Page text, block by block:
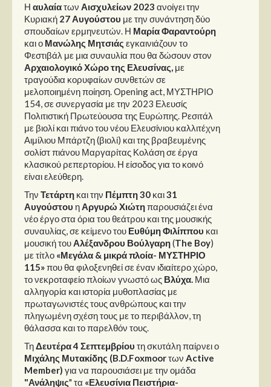
Η αυλαίατων Αισχυλείων 2023 ανοίγει την
Κυριακή 27 Αυγούστου με την συνάντηση δύο
σπουδαίων ερμηνευτών. Η Μαρία Φαραντούρη
και ο Μανώλης Μητσιάς εγκαινιάζουν το
Φεστιβάλ με μια συναυλία που θα δώσουν στον
Αρχαιολογικό Χώρο της Ελευσίνας, με
τραγούδια κορυφαίων συνθετών σε
μελοποιημένη ποίηση. Opening act, ΜΥΣΤΗΡΙΟ
154, σε συνεργασία με την 2023 Ελευσίς
Πολιτιστική Πρωτεύουσα της Ευρώπης. Ρεσιτάλ
με βιολί και πιάνο του νέου Ελευσίνιου καλλιτέχνη
Αιμίλιου Μπάρτζη (βιολί) και της βραβευμένης
σολίστ πιάνου Μαργαρίτας Κολάση σε έργα
κλασικού ρεπερτορίου. Η είσοδος για το κοινό
είναι ελεύθερη.
Την Τετάρτη και την Πέμπτη 30 και31
Αυγούστου ηΑργυρώ Χιώτηπαρουσιάζει ένα
νέο έργο στα όρια του θεάτρου και της μουσικής
συναυλίας, σε κείμενο του Ευθύμη Φιλίππου και
μουσική τουΑλέξανδρου Βούλγαρη(The Boy)
με τίτλο «Μεγάλα & μικρά πλοία- ΜΥΣΤΗΡΙΟ
115»που θα φιλοξενηθεί σε έναν ιδιαίτερο χώρο,
το νεκροταφείο πλοίων γνωστό ως Βλύχα. Μια
αλληγορία και ιστορία μυθοπλασίας με
πρωταγωνιστές τους ανθρώπους και την
πληγωμένη σχέση τους με το περιβάλλον, τη
θάλασσα και το παρελθόν τους.
ΤηΔευτέρα 4 Σεπτεμβρίου τη σκυτάλη παίρνει ο
Μιχάλης Μυτακίδης (B.D.Foxmoorτων Active
Member) για να παρουσιάσει με την ομάδα
"Ανάληψις" τα «Ελευσίνια Πειστήρια-